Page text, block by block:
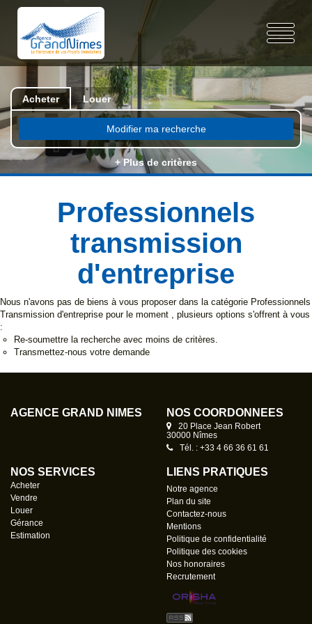
Acheter Louer
Modifier ma recherche
+ Plus de critères
Professionnels
transmission
d'entreprise
Nous n'avons pas de biens à vous proposer dans la catégorie Professionnels
Transmission d'entreprise pour le moment , plusieurs options s'offrent à vous
:
Re-soumettre la recherche avec moins de critères.
Transmettez-nous votre demande
AGENCE GRAND NÎMES NOS COORDONNÉES
20 Place Jean Robert
30000 Nîmes
Tél. : +33 4 66 36 61 61
NOS SERVICES
Acheter
Vendre
Louer
Gérance
Estimation
LIENS PRATIQUES
Notre agence
Plan du site
Contactez-nous
Mentions
Politique de confidentialité
Politique des cookies
Nos honoraires
Recrutement